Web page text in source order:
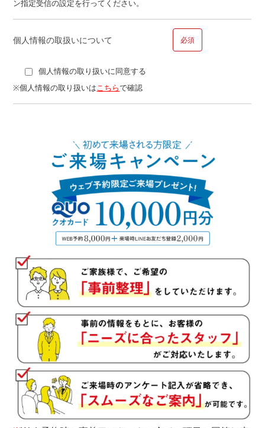
ン指定受信の設定を行ってください。
個人情報の取扱いについて 必須
個人情報の取り扱いに同意する
※個人情報の取り扱いはこちらで確認
勤務先
年
■問１５.現在の借り入れ状況についてお聞かせください
種類
その他
残金